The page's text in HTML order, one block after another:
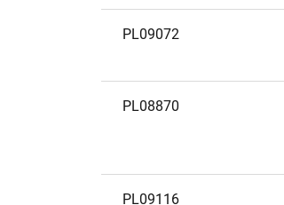
PL09072
PL08870
PL09116